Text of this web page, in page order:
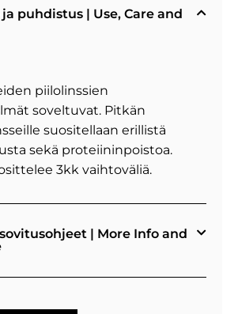
puhdistus | Use, Care and
piilolinssien
soveltuvat. Pitkän
suositellaan erillistä
sekä proteiininpoistoa.
3kk vaihtoväliä.
| More Info and